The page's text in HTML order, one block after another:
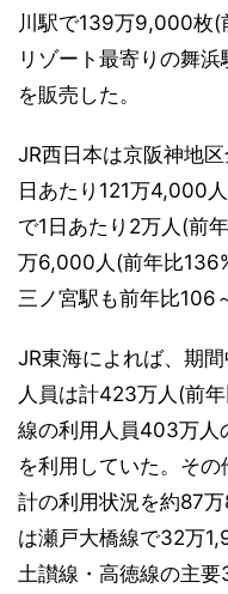
川駅で139万9,000枚(
リゾート最寄りの舞
を販売した。
JR西日本は京阪神地
日あたり121万4,000
で1日あたり2万人(前
万6,000人(前年比
三ノ宮駅も前年比106
JR東海によれば、期
人員は計423万人(前
線の利用人員403万人
を利用していた。そ
計の利用状況を約87
は瀬戸大橋線で32万
土讃線・高徳線の主